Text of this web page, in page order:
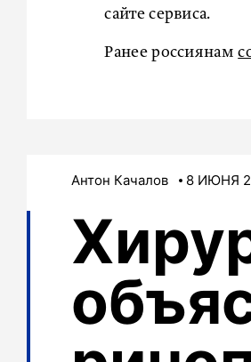
сайте сервиса.
Ранее россиянам
Антон Качалов 8 ИЮНЯ